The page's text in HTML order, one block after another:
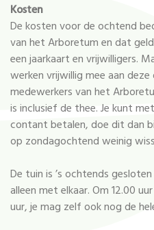
Kosten
De kosten voor de ochtend
van het Arboretum en dat
een jaarkaart en vrijwilligers.
werken vrijwillig mee aan
medewerkers van het
is inclusief de thee. Je kunt
contant betalen, doe dit dan
op zondagochtend weinig
De tuin is ’s ochtends
alleen met elkaar. Om 12.00
uur, je mag zelf ook nog de